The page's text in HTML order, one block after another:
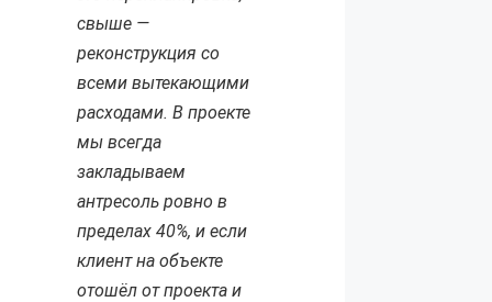
свыше —
реконструкция со
всеми вытекающими
расходами. В проекте
мы всегда
закладываем
антресоль ровно в
пределах 40%, и если
клиент на объекте
отошёл от проекта и